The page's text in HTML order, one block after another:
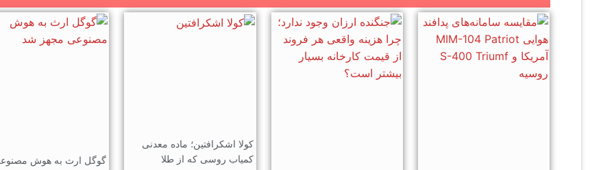
کولا اشکرافتین؛ ماده معدنی
کمیاب روسی که از طلا
گوگل ارث به هوش